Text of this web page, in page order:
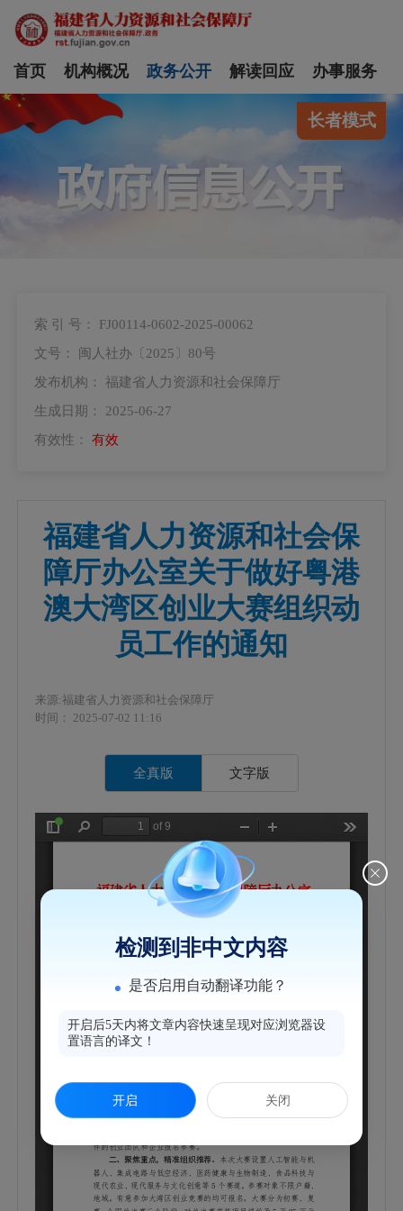
首页 机构概况 政务公开 解读回应 办事服务
长者模式
索 引 号： FJ00114-0602-2025-00062
文号： 闽人社办〔2025〕80号
发布机构： 福建省人力资源和社会保障厅
生成日期： 2025-06-27
有效性： 有效
福建省人力资源和社会保
障厅办公室关于做好粤港
澳大湾区创业大赛组织动
员工作的通知
来源:福建省人力资源和社会保障厅
时间： 2025-07-02 11:16
全真版 文字版
检测到非中文内容
是否启用自动翻译功能？
开启后5天内将文章内容快速呈现对应浏览器设
置语言的译文！
开启 关闭